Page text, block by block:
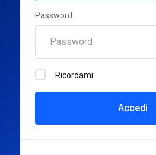
Password
Ricordami
Accedi